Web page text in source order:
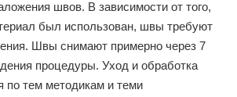
швов. В зависимости от того,
был использован, швы требуют
Швы снимают примерно через 7
процедуры. Уход и обработка
по тем методикам и теми